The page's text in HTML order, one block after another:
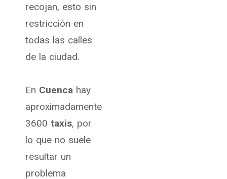
recojan, esto sin
restricción en
todas las calles
de la ciudad.
En Cuenca hay
aproximadamente
3600 taxis, por
lo que no suele
resultar un
problema